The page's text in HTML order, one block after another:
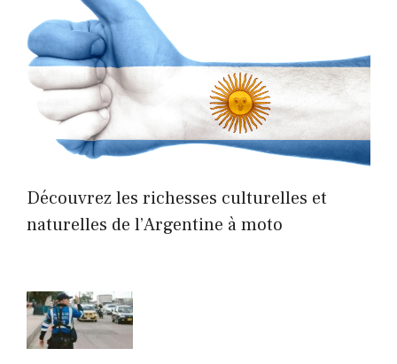
Découvrez les richesses culturelles et
naturelles de l’Argentine à moto